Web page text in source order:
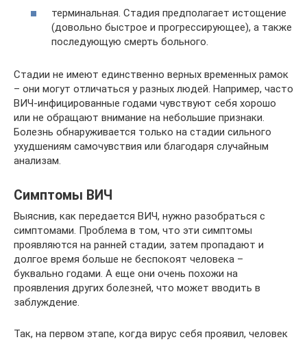
терминальная. Стадия предполагает истощение
(довольно быстрое и прогрессирующее), а также
последующую смерть больного.
Стадии не имеют единственно верных временных рамок
– они могут отличаться у разных людей. Например, часто
ВИЧ-инфицированные годами чувствуют себя хорошо
или не обращают внимание на небольшие признаки.
Болезнь обнаруживается только на стадии сильного
ухудшениям самочувствия или благодаря случайным
анализам.
Симптомы ВИЧ
Выяснив, как передается ВИЧ, нужно разобраться с
симптомами. Проблема в том, что эти симптомы
проявляются на ранней стадии, затем пропадают и
долгое время больше не беспокоят человека –
буквально годами. А еще они очень похожи на
проявления других болезней, что может вводить в
заблуждение.
Так, на первом этапе, когда вирус себя проявил, человек